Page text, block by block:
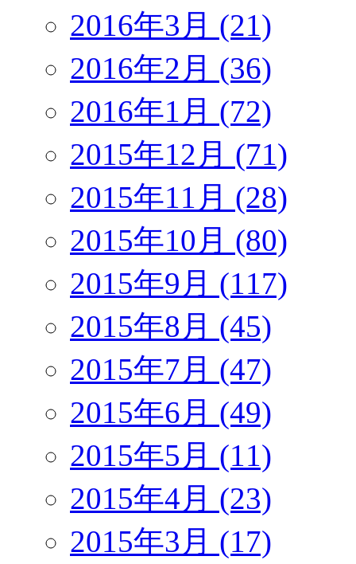
2016年3月 (21)
2016年2月 (36)
2016年1月 (72)
2015年12月 (71)
2015年11月 (28)
2015年10月 (80)
2015年9月 (117)
2015年8月 (45)
2015年7月 (47)
2015年6月 (49)
2015年5月 (11)
2015年4月 (23)
2015年3月 (17)